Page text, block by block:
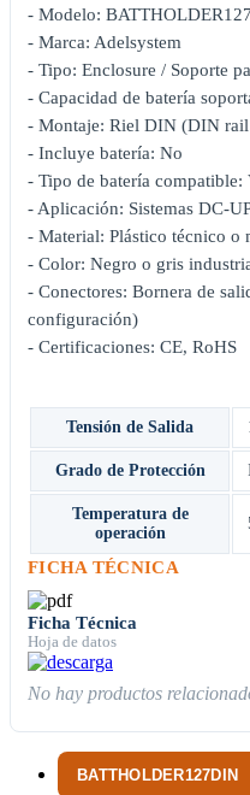
BATTHOLDER127DIN
- Modelo:
- Marca: Adelsystem
- Tipo: Enclosure / Soporte
- Capacidad de batería
- Montaje: Riel DIN (DIN
- Incluye batería: No
- Tipo de batería
- Aplicación: Sistemas DC-
- Material: Plástico técnico o
- Color: Negro o gris
- Conectores: Bornera de
configuración)
- Certificaciones: CE, RoHS
Tensión de Salida
Grado de Protección
Temperatura de
operación
FICHA TÉCNICA
Ficha Técnica
Hoja de datos
No hay productos